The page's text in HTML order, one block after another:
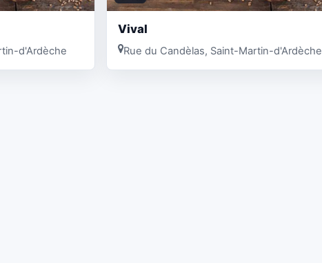
d'Ardèche
Vival
Rue du Candèlas, Saint-Martin-d'Ardèche